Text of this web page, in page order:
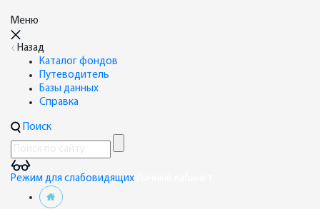
Меню
Назад
Каталог фондов
Путеводитель
Базы данных
Справка
Поиск
Режим для слабовидящих